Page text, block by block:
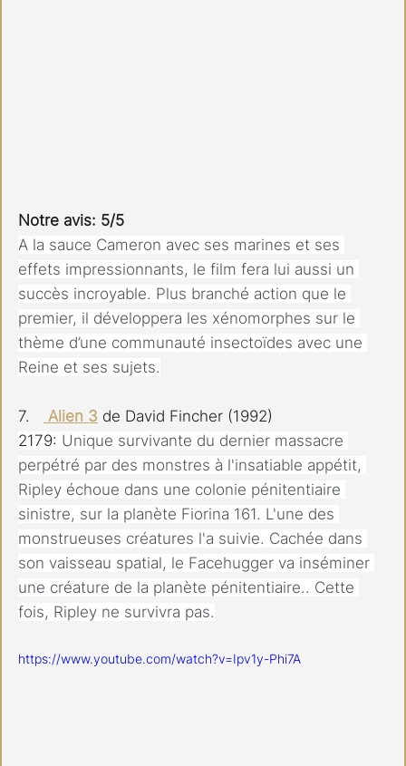
Notre avis: 5/5
A la sauce Cameron avec ses marines et ses
effets impressionnants, le film fera lui aussi un
succès incroyable. Plus branché action que le
premier, il développera les xénomorphes sur le
thème d’une communauté insectoïdes avec une
Reine et ses sujets.
7. Alien 3 de David Fincher (1992)
2179: Unique survivante du dernier massacre
perpétré par des monstres à l'insatiable appétit,
Ripley échoue dans une colonie pénitentiaire
sinistre, sur la planète Fiorina 161. L'une des
monstrueuses créatures l'a suivie. Cachée dans
son vaisseau spatial, le Facehugger va inséminer
une créature de la planète pénitentiaire.. Cette
fois, Ripley ne survivra pas.
https://www.youtube.com/watch?v=Ipv1y-Phi7A